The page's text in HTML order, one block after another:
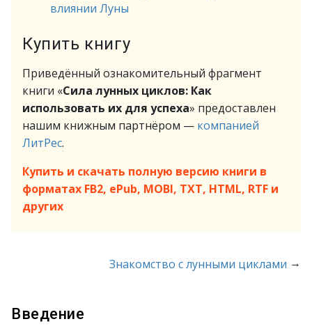
влиянии Луны
Купить книгу
Приведённый ознакомительный фрагмент
книги «Сила лунных циклов: Как
использовать их для успеха» предоставлен
нашим книжным партнёром — компанией
ЛитРес.
Купить и скачать полную версию книги в
форматах FB2, ePub, MOBI, TXT, HTML, RTF и
других
Знакомство с лунными циклами →
Введение